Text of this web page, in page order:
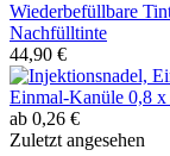
Wiederbefüllbare
Nachfülltinte
44,90 €
Einmal-Kanüle 0,8 x
ab 0,26 €
Zuletzt angesehen